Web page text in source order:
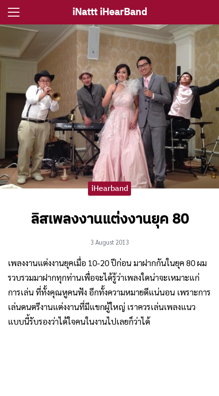
Skip
content
iNattt iHearBand
รีงานแต่ง
งานเลี้ยง
จราคาวงดนตรี
อนัท The Voice
iNattt
Search
iHearband
ลิสเพลงงานแต่งงานยุค 80
3 August 2013
เพลงงานแต่งงานยุคเมื่อ 10-20 ปีก่อน มาฝากกันในยุค 80 ผม
รวบรวมมาฝากทุกท่านเพื่อจะได้รู้ว่าเพลงใดน่าจะเหมาะแก่
การเล่น ที่ทั้งคุณหูคนฟัง อีกทั้งความหมายดีแน่นอน เพราะการ
เล่นดนตรีงานแต่งงานที่มีแขกผู้ใหญ่ เราควรเล่นเพลงแนว
แบบนี้รับรองว่าได้ใจคนในงานไปเลยก็ว่าได้